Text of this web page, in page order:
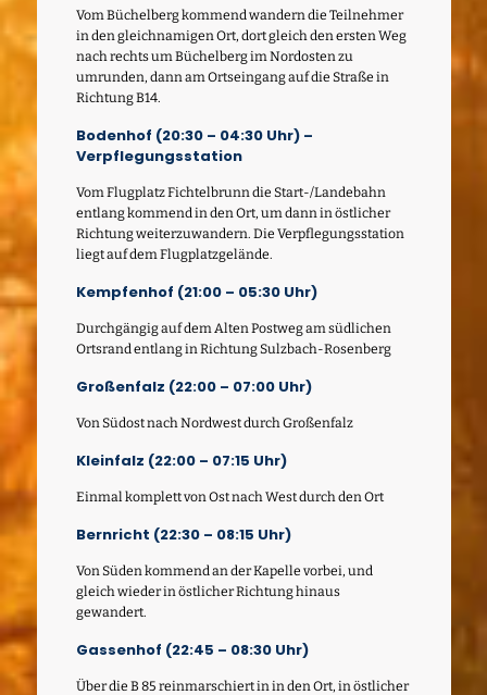
Vom Büchelberg kommend wandern die Teilnehmer
in den gleichnamigen Ort, dort gleich den ersten Weg
nach rechts um Büchelberg im Nordosten zu
umrunden, dann am Ortseingang auf die Straße in
Richtung B14.
Bodenhof (20:30 – 04:30 Uhr) –
Verpflegungsstation
Vom Flugplatz Fichtelbrunn die Start-/Landebahn
entlang kommend in den Ort, um dann in östlicher
Richtung weiterzuwandern. Die Verpflegungsstation
liegt auf dem Flugplatzgelände.
Kempfenhof (21:00 – 05:30 Uhr)
Durchgängig auf dem Alten Postweg am südlichen
Ortsrand entlang in Richtung Sulzbach-Rosenberg
Großenfalz (22:00 – 07:00 Uhr)
Von Südost nach Nordwest durch Großenfalz
Kleinfalz (22:00 – 07:15 Uhr)
Einmal komplett von Ost nach West durch den Ort
Bernricht (22:30 – 08:15 Uhr)
Von Süden kommend an der Kapelle vorbei, und
gleich wieder in östlicher Richtung hinaus
gewandert.
Gassenhof (22:45 – 08:30 Uhr)
Über die B 85 reinmarschiert in in den Ort, in östlicher